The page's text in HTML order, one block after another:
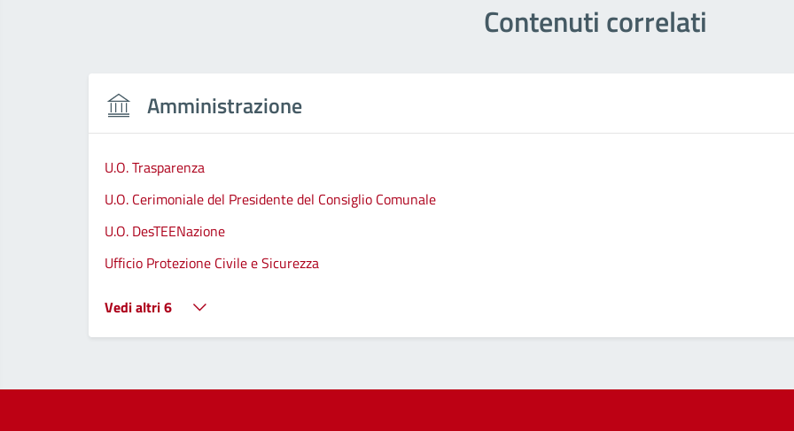
Contenuti correlati
Amministrazione
U.O. Trasparenza
U.O. Cerimoniale del Presidente del Consiglio Comunale
U.O. DesTEENazione
Ufficio Protezione Civile e Sicurezza
Vedi altri 6